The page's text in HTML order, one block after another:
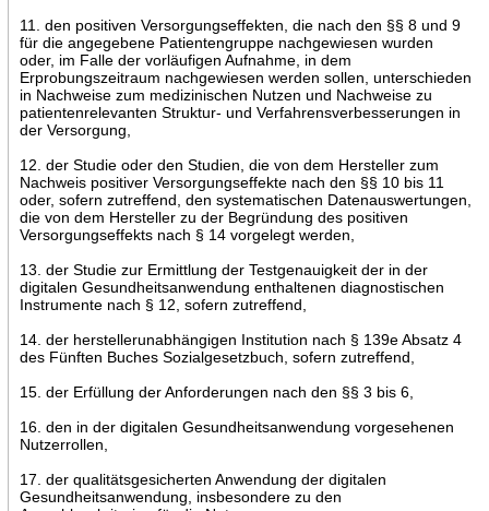
11. den positiven Versorgungseffekten, die nach den §§ 8 und 9
für die angegebene Patientengruppe nachgewiesen wurden
oder, im Falle der vorläufigen Aufnahme, in dem
Erprobungszeitraum nachgewiesen werden sollen, unterschieden
in Nachweise zum medizinischen Nutzen und Nachweise zu
patientenrelevanten Struktur- und Verfahrensverbesserungen in
der Versorgung,
12. der Studie oder den Studien, die von dem Hersteller zum
Nachweis positiver Versorgungseffekte nach den §§ 10 bis 11
oder, sofern zutreffend, den systematischen Datenauswertungen,
die von dem Hersteller zu der Begründung des positiven
Versorgungseffekts nach § 14 vorgelegt werden,
13. der Studie zur Ermittlung der Testgenauigkeit der in der
digitalen Gesundheitsanwendung enthaltenen diagnostischen
Instrumente nach § 12, sofern zutreffend,
14. der herstellerunabhängigen Institution nach § 139e Absatz 4
des Fünften Buches Sozialgesetzbuch, sofern zutreffend,
15. der Erfüllung der Anforderungen nach den §§ 3 bis 6,
16. den in der digitalen Gesundheitsanwendung vorgesehenen
Nutzerrollen,
17. der qualitätsgesicherten Anwendung der digitalen
Gesundheitsanwendung, insbesondere zu den